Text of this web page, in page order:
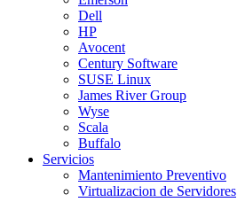
Dell
HP
Avocent
Century Software
SUSE Linux
James River Group
Wyse
Scala
Buffalo
Servicios
Mantenimiento Preventivo
Virtualizacion de Servidores